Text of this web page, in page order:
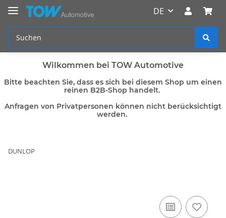
DE
Wilkommen bei TOW Automotive
Bitte beachten Sie, dass es sich bei diesem Shop um einen
reinen B2B-Shop handelt.
Anfragen von Privatpersonen können nicht berücksichtigt
werden.
DUNLOP